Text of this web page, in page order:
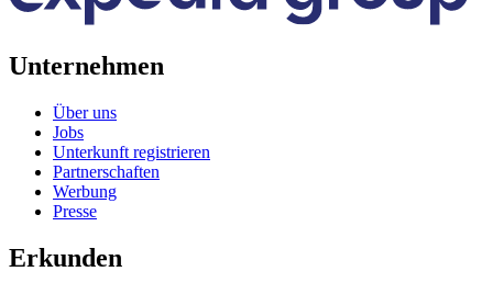
Unternehmen
Über uns
Jobs
Unterkunft registrieren
Partnerschaften
Werbung
Presse
Erkunden